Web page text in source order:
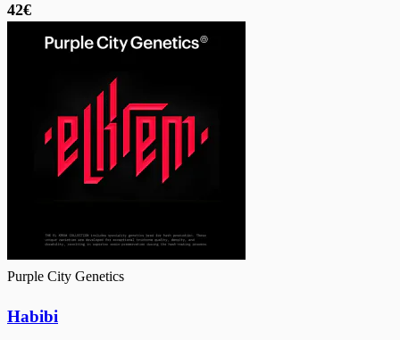
42€
Purple City Genetics
Habibi